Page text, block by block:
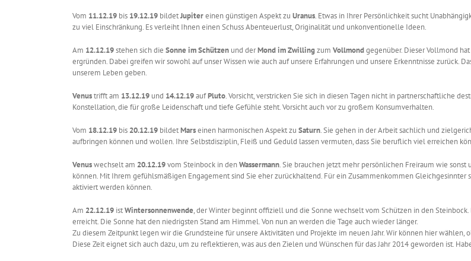
Vom 11.12.19 bis 19.12.19 bildetJupitereinen günstigen Aspekt zu Uranus. Etwas in Ihrer Persönlichkeit sucht
zu viel Einschränkung. Es verleiht Ihnen einen Schuss Abenteuerlust, Originalität und unkonventionelle Ideen.
Am 12.12.19stehen sich die Sonne im Schützen und derMond im Zwillingzum Vollmondgegenüber. Dieser Vollmond
ergründen. Dabei greifen wir sowohl auf unser Wissen wie auch auf unsere Erfahrungen und unsere Erkenntnisse zurück.
unserem Leben geben.
Venustrifft am 13.12.19 und 14.12.19aufPluto. Vorsicht, verstricken Sie sich in diesen Tagen nicht in partnerschaftliche
Konstellation, die für große Leidenschaft und tiefe Gefühle steht. Vorsicht auch vor zu großem Konsumverhalten.
Vom 18.12.19 bis 20.12.19 bildetMarseinen harmonischen Aspekt zu Saturn. Sie gehen in der Arbeit sachlich und
aufbringen können und wollen. Ihre Selbstdisziplin, Fleiß und Geduld lassen vermuten, dass Sie beruflich viel erreichen
Venuswechselt am 20.12.19vom Steinbock in denWassermann. Sie brauchen jetzt mehr persönlichen Freiraum wie
können. Mit Ihrem gefühlsmäßigen Engagement sind Sie eher zurückhaltend. Für ein Zusammenkommen Gleichgesinnter
aktiviert werden können.
Am 22.12.19 istWintersonnenwende, der Winter beginnt offiziell und die Sonne wechselt vom Schützen in den
erreicht. Die Sonne hat den niedrigsten Stand am Himmel. Von nun an werden die Tage auch wieder länger.
Zu diesem Zeitpunkt legen wir die Grundsteine für unsere Aktivitäten und Projekte im neuen Jahr. Wir können hier
Diese Zeit eignet sich auch dazu, um zu reflektieren, was aus den Zielen und Wünschen für das Jahr 2014 geworden ist.